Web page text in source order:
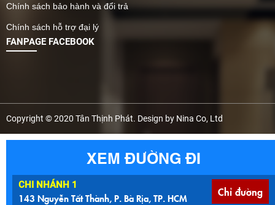
Chính sách bảo hành và đổi trả
Chính sách hỗ trợ đại lý
FANPAGE FACEBOOK
Copyright © 2020 Tân Thịnh Phát. Design by Nina Co, Ltd
XEM ĐƯỜNG ĐI
CHI NHÁNH 1
143 Nguyễn Tất Thành, P. Bà Rịa, TP. HCM Chỉ đường